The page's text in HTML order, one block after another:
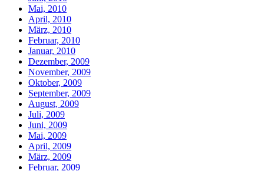
Mai, 2010
April, 2010
März, 2010
Februar, 2010
Januar, 2010
Dezember, 2009
November, 2009
Oktober, 2009
September, 2009
August, 2009
Juli, 2009
Juni, 2009
Mai, 2009
April, 2009
März, 2009
Februar, 2009